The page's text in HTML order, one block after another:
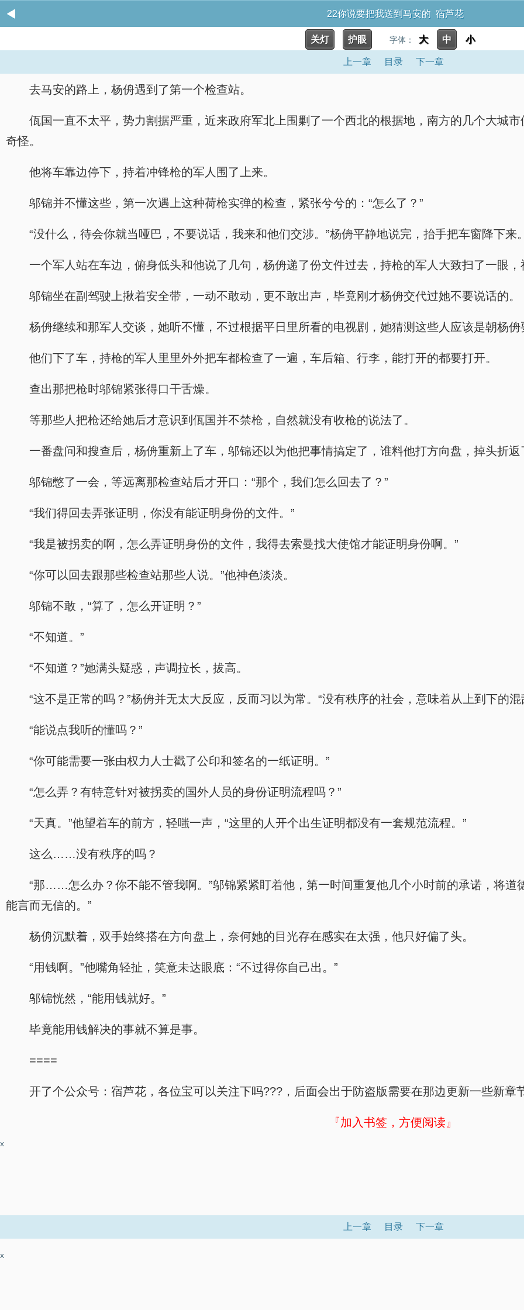
22你说要把我送到马安的 宿芦花
关灯 护眼 字体： 大 中 小
上一章 目录 下一章
去马安的路上，杨侜遇到了第一个检查站。
佤国一直不太平，势力割据严重，近来政府军北上围剿了一个西北的根据地，南方的几个大城
奇怪。
他将车靠边停下，持着冲锋枪的军人围了上来。
邬锦并不懂这些，第一次遇上这种荷枪实弹的检查，紧张兮兮的：“怎么了？”
“没什么，待会你就当哑巴，不要说话，我来和他们交涉。”杨侜平静地说完，抬手把车窗降下来
一个军人站在车边，俯身低头和他说了几句，杨侜递了份文件过去，持枪的军人大致扫了一眼
邬锦坐在副驾驶上揪着安全带，一动不敢动，更不敢出声，毕竟刚才杨侜交代过她不要说话的。
杨侜继续和那军人交谈，她听不懂，不过根据平日里所看的电视剧，她猜测这些人应该是朝杨
他们下了车，持枪的军人里里外外把车都检查了一遍，车后箱、行李，能打开的都要打开。
查出那把枪时邬锦紧张得口干舌燥。
等那些人把枪还给她后才意识到佤国并不禁枪，自然就没有收枪的说法了。
一番盘问和搜查后，杨侜重新上了车，邬锦还以为他把事情搞定了，谁料他打方向盘，掉头折返
邬锦憋了一会，等远离那检查站后才开口：“那个，我们怎么回去了？”
“我们得回去弄张证明，你没有能证明身份的文件。”
“我是被拐卖的啊，怎么弄证明身份的文件，我得去索曼找大使馆才能证明身份啊。”
“你可以回去跟那些检查站那些人说。”他神色淡淡。
邬锦不敢，“算了，怎么开证明？”
“不知道。”
“不知道？”她满头疑惑，声调拉长，拔高。
“这不是正常的吗？”杨侜并无太大反应，反而习以为常。“没有秩序的社会，意味着从上到下的混
“能说点我听的懂吗？”
“你可能需要一张由权力人士戳了公印和签名的一纸证明。”
“怎么弄？有特意针对被拐卖的国外人员的身份证明流程吗？”
“天真。”他望着车的前方，轻嗤一声，“这里的人开个出生证明都没有一套规范流程。”
这么……没有秩序的吗？
“那……怎么办？你不能不管我啊。”邬锦紧紧盯着他，第一时间重复他几个小时前的承诺，将道
能言而无信的。”
杨侜沉默着，双手始终搭在方向盘上，奈何她的目光存在感实在太强，他只好偏了头。
“用钱啊。”他嘴角轻扯，笑意未达眼底：“不过得你自己出。”
邬锦恍然，“能用钱就好。”
毕竟能用钱解决的事就不算是事。
====
开了个公众号：宿芦花，各位宝可以关注下吗???，后面会出于防盗版需要在那边更新一些新章
『加入书签，方便阅读』
x
上一章 目录 下一章
x